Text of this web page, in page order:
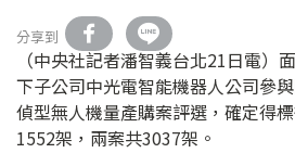
分享到
（中央社記者潘智義台北21日電）
下子公司中光電智能機器人公司參
偵型無人機量產購案評選，確定得
1552架，兩案共3037架。